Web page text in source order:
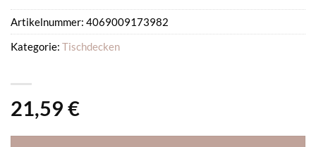
21,59 €
Artikelnummer: 4069009173982
Kategorie: Tischdecken